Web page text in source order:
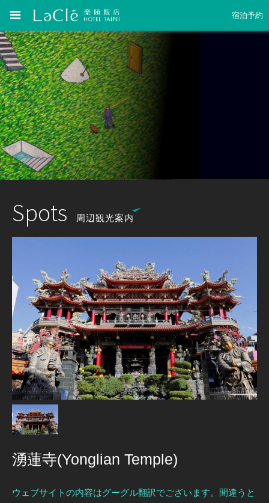
宿泊予約
Spots 周辺観光案内
湧蓮寺(Yonglian Temple)
ウェブサイトの内容はグーグル翻訳でございます。間違うと